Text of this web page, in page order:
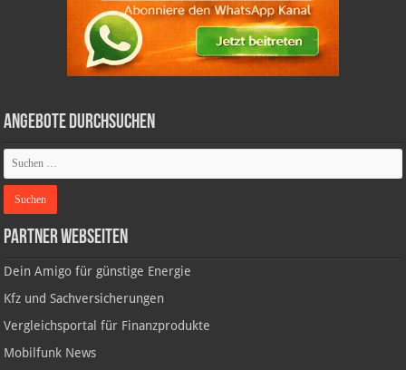
Angebote durchsuchen
Partner Webseiten
Dein Amigo für günstige Energie
Kfz und Sachversicherungen
Vergleichsportal für Finanzprodukte
Mobilfunk News